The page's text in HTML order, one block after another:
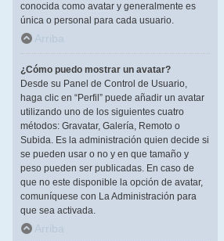
conocida como avatar y generalmente es
única o personal para cada usuario.
Arriba
¿Cómo puedo mostrar un avatar?
Desde su Panel de Control de Usuario,
haga clic en “Perfil” puede añadir un avatar
utilizando uno de los siguientes cuatro
métodos: Gravatar, Galería, Remoto o
Subida. Es la administración quien decide si
se pueden usar o no y en que tamaño y
peso pueden ser publicadas. En caso de
que no este disponible la opción de avatar,
comuníquese con La Administración para
que sea activada.
Arriba